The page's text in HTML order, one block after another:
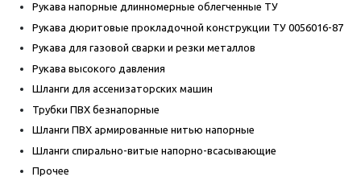
Рукава напорные длинномерные облегченные ТУ
Рукава дюритовые прокладочной конструкции ТУ 0056016-87
Рукава для газовой сварки и резки металлов
Рукава высокого давления
Шланги для ассенизаторских машин
Трубки ПВХ безнапорные
Шланги ПВХ армированные нитью напорные
Шланги спирально-витые напорно-всасывающие
Прочее